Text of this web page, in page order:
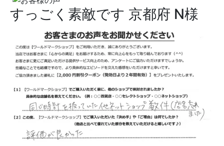
すっごく素敵です 京都府 N様